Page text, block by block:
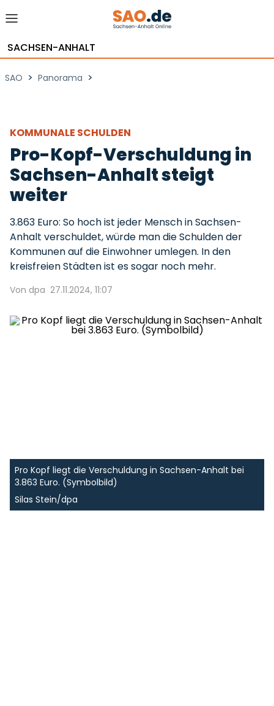
SACHSEN-ANHALT
SAO > Panorama >
KOMMUNALE SCHULDEN
Pro-Kopf-Verschuldung in
Sachsen-Anhalt steigt
weiter
3.863 Euro: So hoch ist jeder Mensch in Sachsen-
Anhalt verschuldet, würde man die Schulden der
Kommunen auf die Einwohner umlegen. In den
kreisfreien Städten ist es sogar noch mehr.
Von dpa 27.11.2024, 11:07
Pro Kopf liegt die Verschuldung in Sachsen-Anhalt bei
3.863 Euro. (Symbolbild)
Silas Stein/dpa